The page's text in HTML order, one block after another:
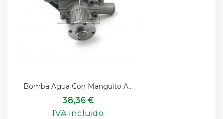
Bomba Agua Con Manguito A...
38,36 €
IVA Incluido